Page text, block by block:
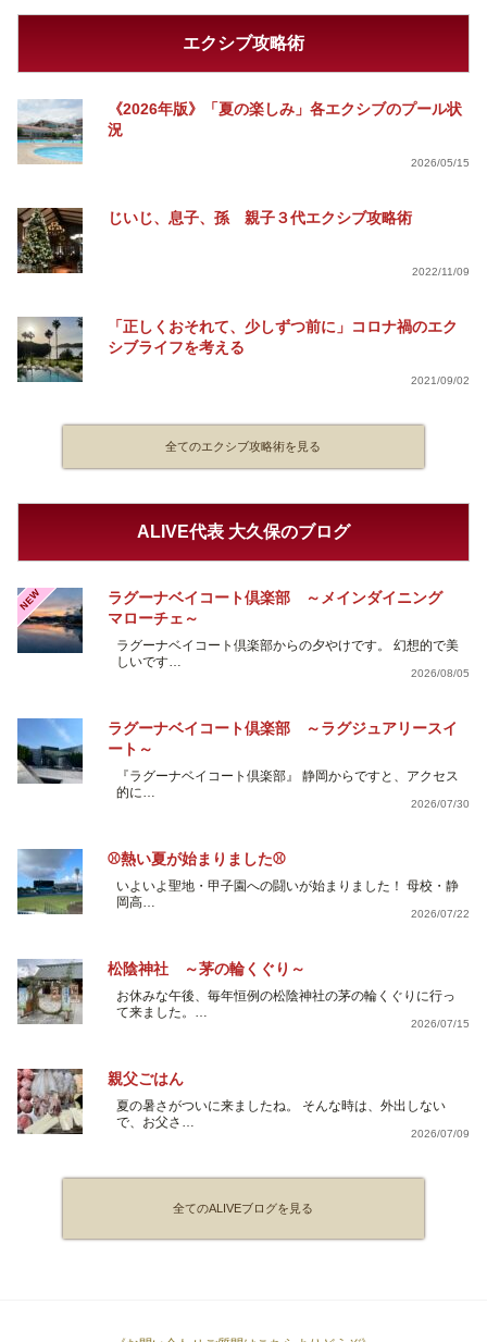
エクシブ攻略術
《2026年版》「夏の楽しみ」各エクシブのプール状
況
2026/05/15
じいじ、息子、孫 親子３代エクシブ攻略術
2022/11/09
「正しくおそれて、少しずつ前に」コロナ禍のエク
シブライフを考える
2021/09/02
全てのエクシブ攻略術を見る
ALIVE代表 大久保のブログ
NEW
ラグーナベイコート倶楽部 ～メインダイニング
マローチェ～
ラグーナベイコート倶楽部からの夕やけです。 幻想的で美
しいです…
2026/08/05
ラグーナベイコート倶楽部 ～ラグジュアリースイ
ート～
『ラグーナベイコート倶楽部』 静岡からですと、アクセス
的に…
2026/07/30
⚾熱い夏が始まりました⚾
いよいよ聖地・甲子園への闘いが始まりました！ 母校・静
岡高…
2026/07/22
松陰神社 ～茅の輪くぐり～
お休みな午後、毎年恒例の松陰神社の茅の輪くぐりに行っ
て来ました。…
2026/07/15
親父ごはん
夏の暑さがついに来ましたね。 そんな時は、外出しない
で、お父さ…
2026/07/09
全てのALIVEブログを見る